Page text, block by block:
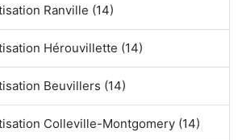
Ranville (14)
Hérouvillette (14)
Beuvillers (14)
Colleville-Montgomery (14)